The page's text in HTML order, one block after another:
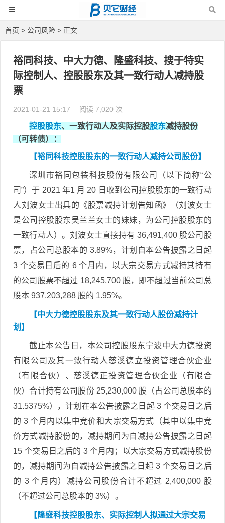
首页 > 公司风险 > 正文
裕同科技、中大力德、隆盛科技、搜于特实
际控制人、控股股东及其一致行动人减持股
票
2021-01-21 15:17 阅读 7,020 次
控股股东、一致行动人及实际控股股东减持股份
（可转债）：
【裕同科技控股股东的一致行动人减持公司股份】
深圳市裕同包装科技股份有限公司（以下简称“公
司”）于 2021 年1 月 20 日收到公司控股股东的一致行动
人刘波女士出具的《股票减持计划告知函》（刘波女士
是公司控股股东吴兰兰女士的妹妹，为公司控股股东的
一致行动人）。刘波女士直接持有 36,491,400 股公司股
票，占公司总股本的 3.89%，计划自本公告披露之日起
3 个交易日后的 6 个月内，以大宗交易方式减持其持有
的公司股票不超过 18,245,700 股，即不超过当前公司总
股本 937,203,288 股的 1.95%。
【中大力德控股股东及其一致行动人股份减持计
划】
截止本公告日，本公司控股股东宁波中大力德投资
有限公司及其一致行动人慈溪德立投资管理合伙企业
（有限合伙）、慈溪德正投资管理合伙企业（有限合
伙）合计持有公司股份 25,230,000 股（占公司总股本的
31.5375%），计划在本公告披露之日起 3 个交易日之后
的 3 个月内以集中竞价和大宗交易方式（其中以集中竞
价方式减持股份的，减持期间为自减持公告披露之日起
15 个交易日之后的 3 个月内；以大宗交易方式减持股份
的，减持期间为自减持公告披露之日起 3 个交易日之后
的 3 个月内）减持公司股份合计不超过 2,400,000 股
（不超过公司总股本的 3%）。
【隆盛科技控股股东、实际控制人拟通过大宗交易